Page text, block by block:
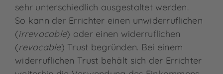
sehr unterschiedlich ausgestaltet werden.
So kann der Errichter einen unwiderruflichen
(irrevocable) oder einen widerruflichen
(revocable) Trust begründen. Bei einem
widerruflichen Trust behält sich der Errichter